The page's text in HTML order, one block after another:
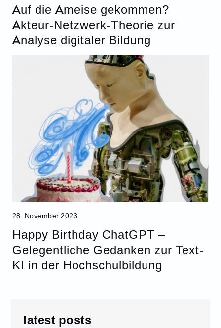
Auf die Ameise gekommen?
Akteur-Netzwerk-Theorie zur
Analyse digitaler Bildung
28. November 2023
Happy Birthday ChatGPT –
Gelegentliche Gedanken zur Text-
KI in der Hochschulbildung
latest posts